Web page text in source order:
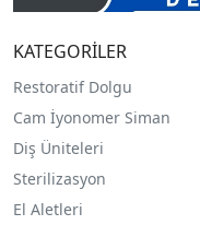
KATEGORİLER
Restoratif Dolgu
Cam İyonomer Siman
Diş Üniteleri
Sterilizasyon
El Aletleri